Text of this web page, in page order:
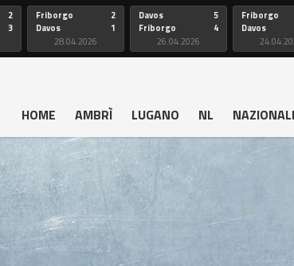
2
3
Friborgo
Davos
2
1
28.04.2026
Davos
Friborgo
5
4
26.04.2026
Friborgo
Davos
HOME AMBRÌ LUGANO NL